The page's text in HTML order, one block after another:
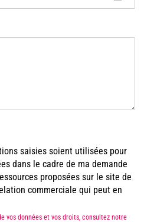
saisies soient utilisées pour
dans le cadre de ma demande
proposées sur le site de
commerciale qui peut en
vos données et vos droits, consultez notre